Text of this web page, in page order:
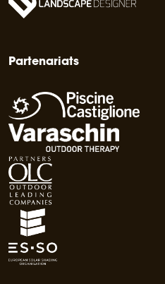
Partenariats